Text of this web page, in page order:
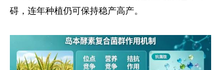
碍，连年种植仍可保持稳产高产。